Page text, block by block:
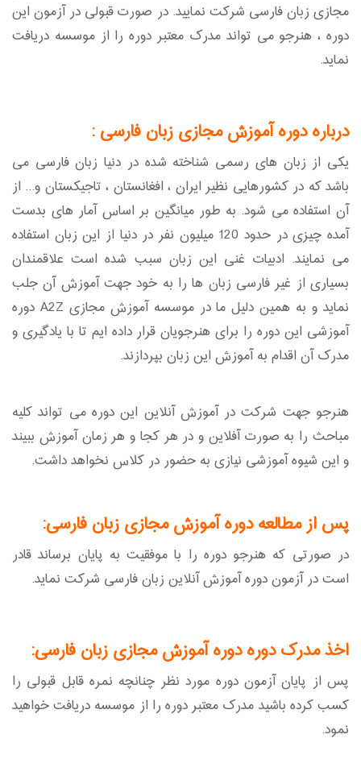
مجازی زبان فارسی شرکت نمایید. در صورت قبولی در آزمون این
دوره ، هنرجو می تواند مدرک معتبر دوره را از موسسه دریافت
نماید.
درباره دوره آموزش مجازی زبان فارسی :
یکی از زبان های رسمی شناخته شده در دنیا زبان فارسی می
باشد که در کشورهایی نظیر ایران ، افغانستان ، تاجیکستان و... از
آن استفاده می شود. به طور میانگین بر اساس آمار های بدست
آمده چیزی در حدود 120 میلیون نفر در دنیا از این زبان استفاده
می نمایند. ادبیات غنی این زبان سبب شده است علاقمندان
بسیاری از غیر فارسی زبان ها را به خود جهت آموزش آن جلب
نماید و به همین دلیل ما در موسسه آموزش مجازی A2Z دوره
آموزشی این دوره را برای هنرجویان قرار داده ایم تا با یادگیری و
مدرک آن اقدام به آموزش این زبان بپردازند.
هنرجو جهت شرکت در آموزش آنلاین این دوره می تواند کلیه
مباحث را به صورت آفلاین و در هر کجا و هر زمان آموزش ببیند
و این شیوه آموزشی نیازی به حضور در کلاس نخواهد داشت.
پس از مطالعه دوره آموزش مجازی زبان فارسی:
در صورتی که هنرجو دوره را با موفقیت به پایان برساند قادر
است در آزمون دوره آموزش آنلاین زبان فارسی شرکت نماید.
اخذ مدرک دوره دوره آموزش مجازی زبان فارسی:
پس از پایان آزمون دوره مورد نظر چنانچه نمره قابل قبولی را
کسب کرده باشید مدرک معتبر دوره را از موسسه دریافت خواهید
نمود.